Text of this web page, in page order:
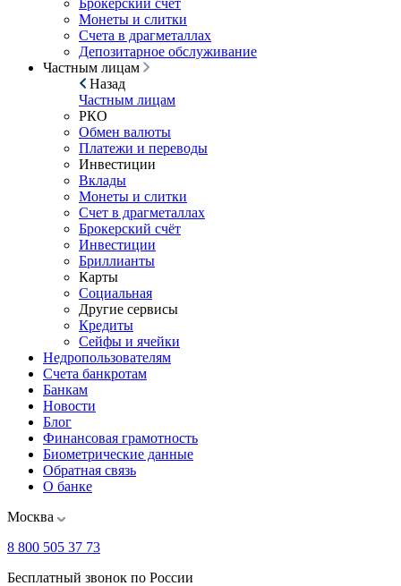
Брокерский счёт
Монеты и слитки
Счета в драгметаллах
Депозитарное обслуживание
Частным лицам
Назад
Частным лицам
РКО
Обмен валюты
Платежи и переводы
Инвестиции
Вклады
Монеты и слитки
Счет в драгметаллах
Брокерский счёт
Инвестиции
Бриллианты
Карты
Социальная
Другие сервисы
Кредиты
Сейфы и ячейки
Недропользователям
Счета банкротам
Банкам
Новости
Блог
Финансовая грамотность
Биометрические данные
Обратная связь
О банке
Москва
8 800 505 37 73
Бесплатный звонок по России